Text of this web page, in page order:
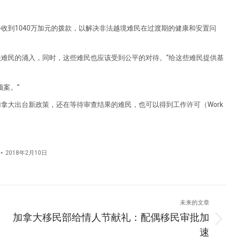
到1040万加元的拨款，以解决非法越境难民在过渡期的健康和安置问
民的涌入，同时，这些难民也应该受到公平的对待。“给这些难民提供基
案。”
大出台新政策，还在等待审查结果的难民，也可以得到工作许可（Work
2018年2月10日
未来的文章
未
加拿大移民部给情人节献礼：配偶移民审批加
速